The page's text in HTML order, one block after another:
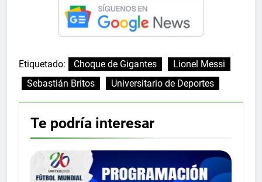
Etiquetado: Choque de Gigantes
Lionel Messi
Sebastián Britos
Universitario de Deportes
Te podría interesar